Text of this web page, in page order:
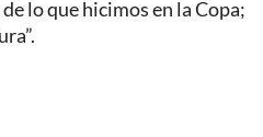
lo que hicimos en la Copa;